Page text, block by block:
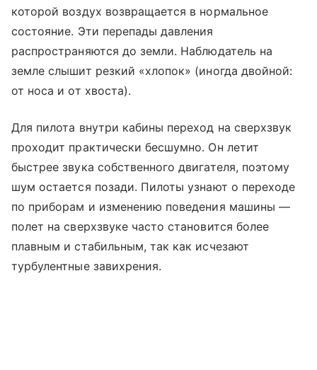
которой воздух возвращается в нормальное
состояние. Эти перепады давления
распространяются до земли. Наблюдатель на
земле слышит резкий «хлопок» (иногда двойной:
от носа и от хвоста).
Для пилота внутри кабины переход на сверхзвук
проходит практически бесшумно. Он летит
быстрее звука собственного двигателя, поэтому
шум остается позади. Пилоты узнают о переходе
по приборам и изменению поведения машины —
полет на сверхзвуке часто становится более
плавным и стабильным, так как исчезают
турбулентные завихрения.